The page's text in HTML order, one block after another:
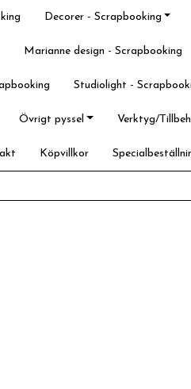
Decorer - Scrapbooking
Marianne design - Scrapbooking
Studiolight -
Övrigt pyssel Verktyg/
Köpvillkor